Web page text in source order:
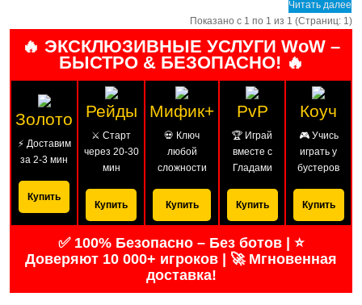
Читать далее
Показано с 1 по 1 из 1 (Страниц: 1)
🔥 ЭКСКЛЮЗИВНЫЕ УСЛУГИ WoW –
БЫСТРО & БЕЗОПАСНО! 🔥
Золото
⚡ Доставим
за 2-3 мин
Купить
Рейды
⚔️ Старт
через 20-30
мин
Купить
Мифик+
💀 Ключ
любой
сложности
Купить
PvP
🏆 Играй
вместе с
Гладами
Купить
Коуч
🎮 Учись
играть у
бустеров
Купить
✅ 100% Безопасно – Без ботов | ⭐
Доверяют 10 000+ игроков | 🚀 Мгновенная
доставка!